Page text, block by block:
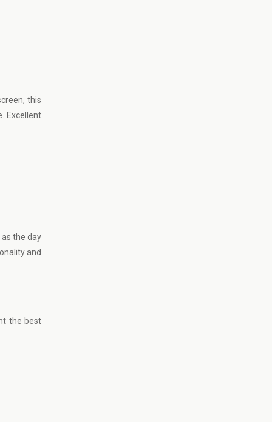
this
Excellent
the day
and
the best